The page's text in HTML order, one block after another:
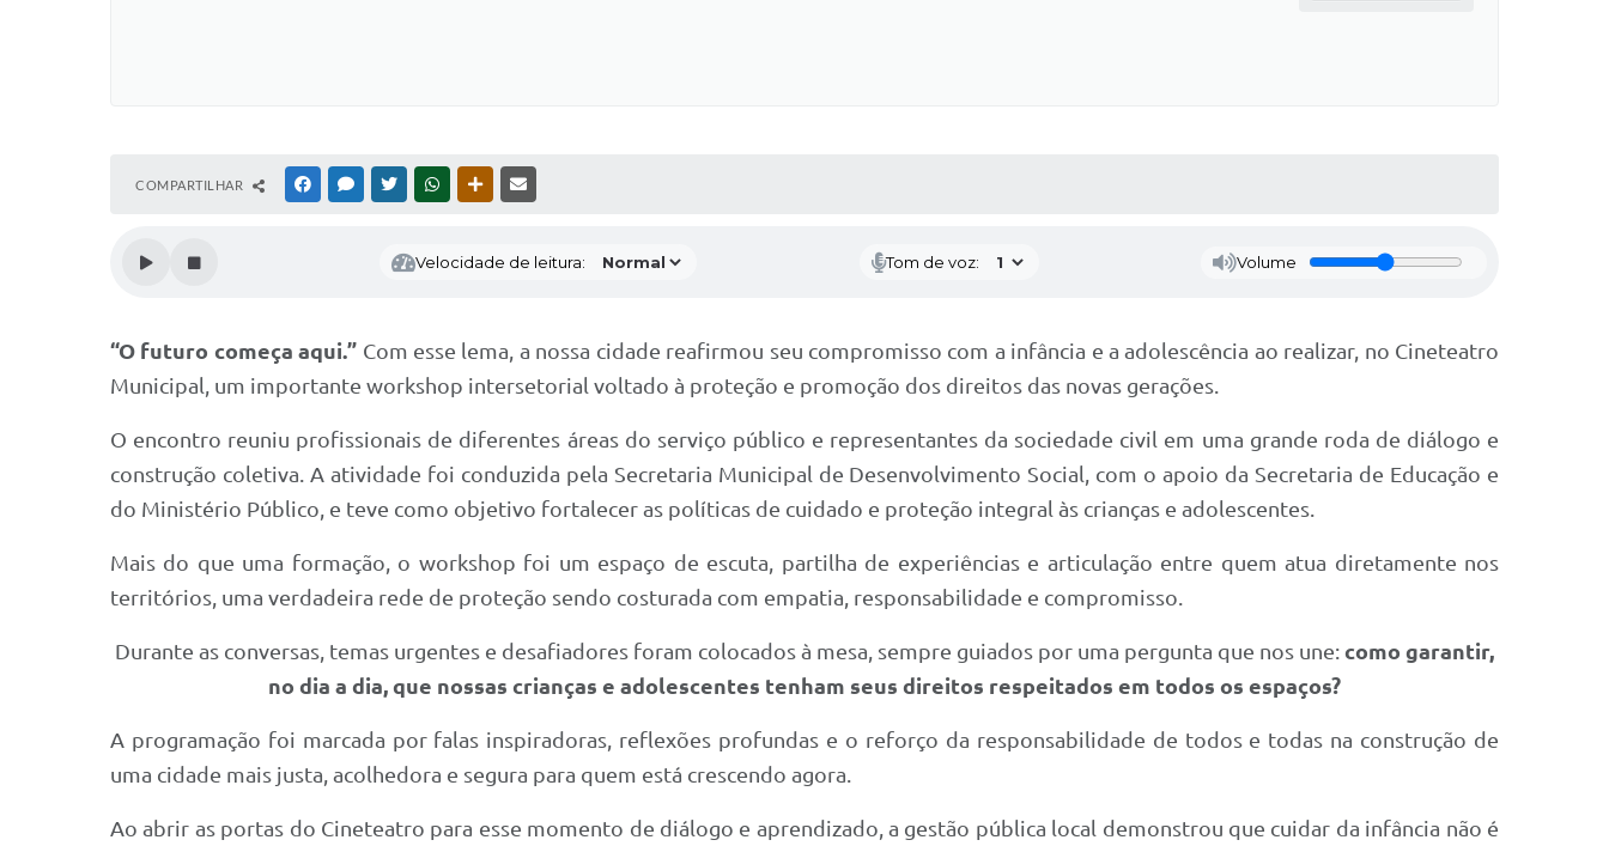
COMPARTILHAR FACEBOOKMESSENGER
TWITTERWHATSAPPOUTRAS MÍDIAS
Velocidade de leitura: Tom de voz: Volume
“O futuro começa aqui.” Com esse lema, a nossa cidade reafirmou seu compromisso com a infância e a adolescência ao realizar, no Cineteatro
Municipal, um importante workshop intersetorial voltado à proteção e promoção dos direitos das novas gerações.
O encontro reuniu profissionais de diferentes áreas do serviço público e representantes da sociedade civil em uma grande roda de diálogo e
construção coletiva. A atividade foi conduzida pela Secretaria Municipal de Desenvolvimento Social, com o apoio da Secretaria de Educação e
do Ministério Público, e teve como objetivo fortalecer as políticas de cuidado e proteção integral às crianças e adolescentes.
Mais do que uma formação, o workshop foi um espaço de escuta, partilha de experiências e articulação entre quem atua diretamente nos
territórios, uma verdadeira rede de proteção sendo costurada com empatia, responsabilidade e compromisso.
Durante as conversas, temas urgentes e desafiadores foram colocados à mesa, sempre guiados por uma pergunta que nos une: como garantir,
no dia a dia, que nossas crianças e adolescentes tenham seus direitos respeitados em todos os espaços?
A programação foi marcada por falas inspiradoras, reflexões profundas e o reforço da responsabilidade de todos e todas na construção de
uma cidade mais justa, acolhedora e segura para quem está crescendo agora.
Ao abrir as portas do Cineteatro para esse momento de diálogo e aprendizado, a gestão pública local demonstrou que cuidar da infância não é